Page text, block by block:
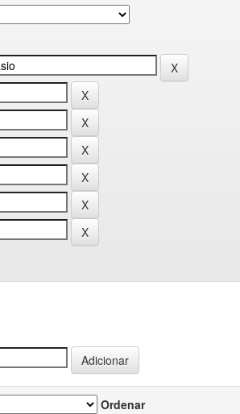
Ordenar